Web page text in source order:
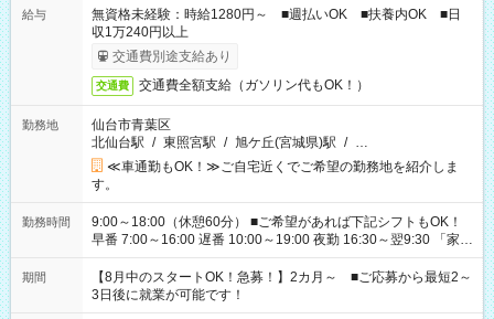
給与
無資格未経験：時給1280円～ ■週払いOK ■扶養内OK ■日
収1万240円以上
交通費別途支給あり
交通費 交通費全額支給（ガソリン代もOK！）
勤務地
仙台市青葉区
北仙台駅 / 東照宮駅 / 旭ケ丘(宮城県)駅 / …
≪車通勤もOK！≫ご自宅近くでご希望の勤務地を紹介しま
す。
勤務時間
9:00～18:00（休憩60分） ■ご希望があれば下記シフトもOK！
早番 7:00～16:00 遅番 10:00～19:00 夜勤 16:30～翌9:30 「家族
と休みを合わせたい」 「余裕を持って夕飯の準備がしたい」
「できれば残業はしたくない」 など、ご希望を教えてください
ね。 ※Wワーク希望の方へ 今ご覧のお仕事で希望する勤務時間
と、もう1つのお仕事の勤務時間。 合計で週40時間を超える場
期間
【8月中のスタートOK！急募！】2カ月～ ■ご応募から最短2～
3日後に就業が可能です！